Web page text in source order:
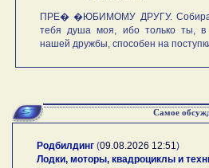
ПРЕ� �ЮБИМОМУ ДРУГУ.
тебя душа моя, ибо только ты, в
нашей дружбы, способен на поступки
Самое
Родбилдинг (09.08.2026 12:51 )
Лодки, моторы, квадроциклы и